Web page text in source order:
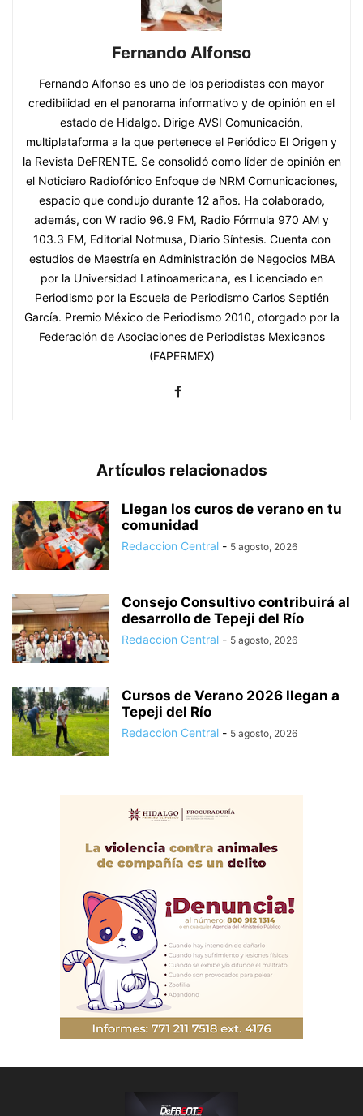
Fernando Alfonso
Fernando Alfonso es uno de los periodistas con mayor
credibilidad en el panorama informativo y de opinión en el
estado de Hidalgo. Dirige AVSI Comunicación,
multiplataforma a la que pertenece el Periódico El Origen y
la Revista DeFRENTE. Se consolidó como líder de opinión en
el Noticiero Radiofónico Enfoque de NRM Comunicaciones,
espacio que condujo durante 12 años. Ha colaborado,
además, con W radio 96.9 FM, Radio Fórmula 970 AM y
103.3 FM, Editorial Notmusa, Diario Síntesis. Cuenta con
estudios de Maestría en Administración de Negocios MBA
por la Universidad Latinoamericana, es Licenciado en
Periodismo por la Escuela de Periodismo Carlos Septién
García. Premio México de Periodismo 2010, otorgado por la
Federación de Asociaciones de Periodistas Mexicanos
(FAPERMEX)
Artículos relacionados
Llegan los curos de verano en tu
comunidad
Redaccion Central - 5 agosto, 2026
Consejo Consultivo contribuirá al
desarrollo de Tepeji del Río
Redaccion Central - 5 agosto, 2026
Cursos de Verano 2026 llegan a
Tepeji del Río
Redaccion Central - 5 agosto, 2026